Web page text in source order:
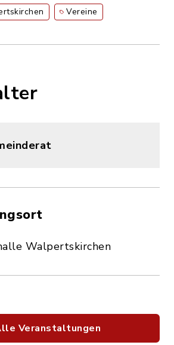
Vereine
Walpertskirchen
Veranstaltungen